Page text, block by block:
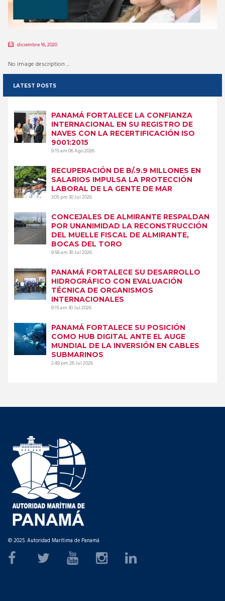
diciembre 16, 2020
No image description ...
LATEST POSTS
PANAMÁ FORTALECE LA CONFIANZA
INTERNACIONAL EN SU REGISTRO DE
NAVES CON LA RECERTIFICACIÓN ISO
9001:2015
9:15 am06 Ago 2026
RECUPERACIÓN DE B/.9.9 MILLONES EN
SALARIOS IMPULSA LA PROTECCIÓN
LABORAL DE LA GENTE DE MAR
3:05 pm30 Jul 2026
CONCEJALES DE ALMIRANTE RESPALDAN
POR UNANIMIDAD LA RECONSTRUCCIÓN
DEL MUELLE FISCAL DE ALMIRANTE,
BOCAS DEL TORO
9:58 am30 Jul 2026
PANAMÁ FORTALECE SU DESARROLLO
HIDROGRÁFICO CON EVALUACIÓN
TÉCNICA DE ORGANISMOS
INTERNACIONALES
9:15 am30 Jul 2026
PANAMÁ FORTALECE SU POSICIÓN
COMO HUB DIGITAL ANTE EL AUGE
MUNDIAL DE LA INVERSIÓN EN CABLES
SUBMARINOS
2:49 pm28 Jul 2026
© 2025. Autoridad Marítima de Panamá